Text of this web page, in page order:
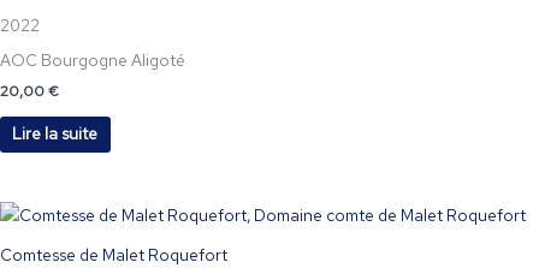
2022
AOC Bourgogne Aligoté
20,00€
Lire la suite
Comtesse de Malet Roquefort